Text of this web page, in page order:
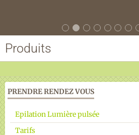
Accueil
Amincissement
Contact
BONS CADEAUX
Produits
PRENDRE RENDEZ VOUS
Epilation Lumière pulsée
Tarifs